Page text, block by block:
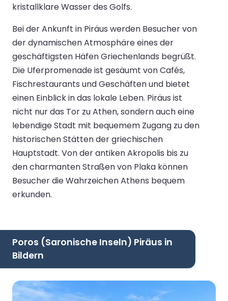
kristallklare Wasser des Golfs.
Bei der Ankunft in Piräus werden Besucher von
der dynamischen Atmosphäre eines der
geschäftigsten Häfen Griechenlands begrüßt.
Die Uferpromenade ist gesäumt von Cafés,
Fischrestaurants und Geschäften und bietet
einen Einblick in das lokale Leben. Piräus ist
nicht nur das Tor zu Athen, sondern auch eine
lebendige Stadt mit bequemem Zugang zu den
historischen Stätten der griechischen
Hauptstadt. Von der antiken Akropolis bis zu
den charmanten Straßen von Plaka können
Besucher die Wahrzeichen Athens bequem
erkunden.
Poros (Saronische Inseln) Piräus in
Bildern